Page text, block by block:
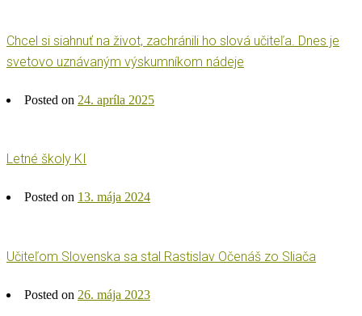
Chcel si siahnuť na život, zachránili ho slová učiteľa. Dnes je
svetovo uznávaným výskumníkom nádeje
Posted on 24. apríla 2025
Letné školy KI
Posted on 13. mája 2024
Učiteľom Slovenska sa stal Rastislav Očenáš zo Sliača
Posted on 26. mája 2023